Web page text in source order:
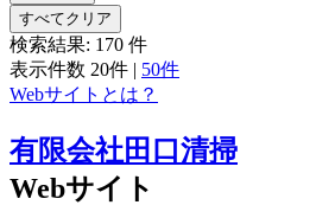
すべてクリア
検索結果: 170 件
表示件数 20件 | 50件
Webサイトとは？
有限会社田口清掃
Webサイト